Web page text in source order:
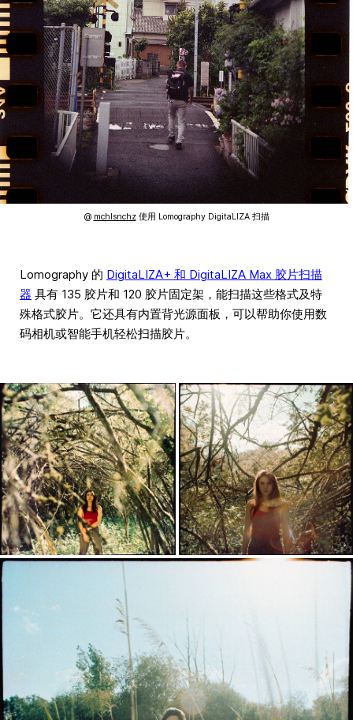
@ mchlsnchz使用 Lomography DigitaLIZA 扫描
Lomography 的 DigitaLIZA+ 和 DigitaLIZA Max 胶片扫描
器 具有 135 胶片和 120 胶片固定架，能扫描这些格式及特
殊格式胶片。它还具有内置背光源面板，可以帮助你使用数
码相机或智能手机轻松扫描胶片。